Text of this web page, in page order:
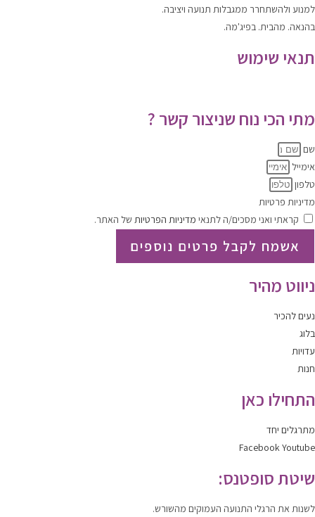
למנוע ולהשתחרר ממגבלות תנועה ויציבה.
בהנאה. מהבית. בפיג'מה.
תנאי שימוש
מתי הכי נוח שניצור קשר ?
שם
אימייל
טלפון
מדיניות פרטיות
קראתי ואני מסכים/ה לתנאי מדיניות הפרטיות של האתר.
אשמח לקבל פרטים נוספים
ניווט מהיר
נעים להכיר
בלוג
עדויות
חנות
התחילו כאן
מתרגלים יחד
FacebookYoutube
שיטת סופטנס:
לשנות את הרגלי התנועה העמוקים מהשורש.